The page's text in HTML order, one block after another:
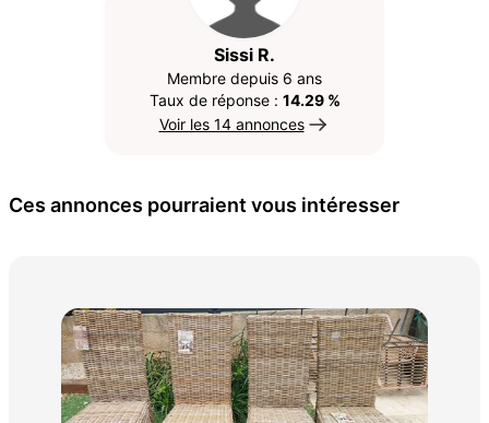
Sissi R.
Membre depuis 6 ans
Taux de réponse : 14.29 %
Voir les 14 annonces
Ces annonces pourraient vous intéresser